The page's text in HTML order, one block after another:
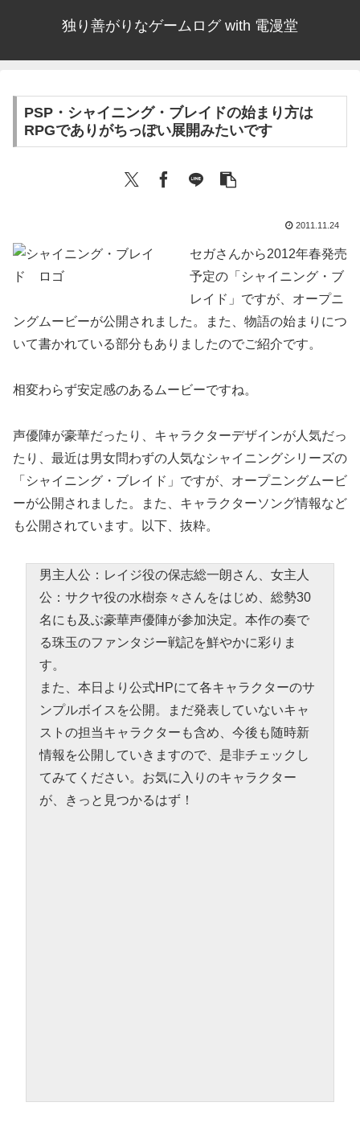
独り善がりなゲームログ with 電漫堂
PSP・シャイニング・ブレイドの始まり方は
RPGでありがちっぽい展開みたいです
2011.11.24
セガさんから2012年春発売
予定の「シャイニング・ブ
レイド」ですが、オープニ
ングムービーが公開されました。また、物語の始まりにつ
いて書かれている部分もありましたのでご紹介です。
相変わらず安定感のあるムービーですね。
声優陣が豪華だったり、キャラクターデザインが人気だっ
たり、最近は男女問わずの人気なシャイニングシリーズの
「シャイニング・ブレイド」ですが、オープニングムービ
ーが公開されました。また、キャラクターソング情報など
も公開されています。以下、抜粋。
男主人公：レイジ役の保志総一朗さん、女主人
公：サクヤ役の水樹奈々さんをはじめ、総勢30
名にも及ぶ豪華声優陣が参加決定。本作の奏で
る珠玉のファンタジー戦記を鮮やかに彩りま
す。
また、本日より公式HPにて各キャラクターのサ
ンプルボイスを公開。まだ発表していないキャ
ストの担当キャラクターも含め、今後も随時新
情報を公開していきますので、是非チェックし
てみてください。お気に入りのキャラクター
が、きっと見つかるはず！